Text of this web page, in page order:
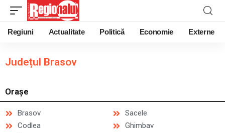
Regiuni Actualitate Politică Economie Externe
Județul Brasov
Orașe
Brasov
Codlea
Sacele
Ghimbav